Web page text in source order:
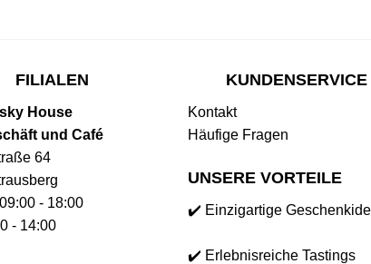
FILIALEN
House
und Café
64
- 18:00
- 14:00
KUNDENSERVICE
Kontakt
Häufige Fragen
UNSERE VORTEILE
✔️ Einzigartige
✔️ Erlebnisreiche Tastings